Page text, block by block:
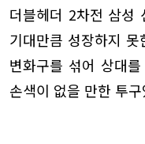
더블헤더 2차전 삼성
기대만큼 성장하지
변화구를 섞어 상대
손색이 없을 만한 투